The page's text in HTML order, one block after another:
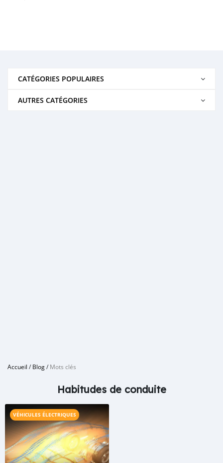
CATÉGORIES POPULAIRES
AUTRES CATÉGORIES
Accueil /Blog/Mots clés
Habitudes de conduite
VÉHICULES ÉLECTRIQUES